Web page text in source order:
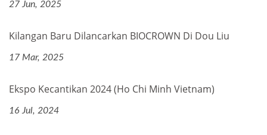
27 Jun, 2025
Kilangan Baru Dilancarkan BIOCROWN Di Dou Liu
17 Mar, 2025
Ekspo Kecantikan 2024 (Ho Chi Minh Vietnam)
16 Jul, 2024